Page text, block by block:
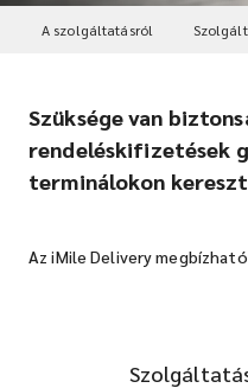
A szolgáltatásról
Szüksége van
rendeléskifizetések
terminálokon
Az iMile Delivery
iMile Chat